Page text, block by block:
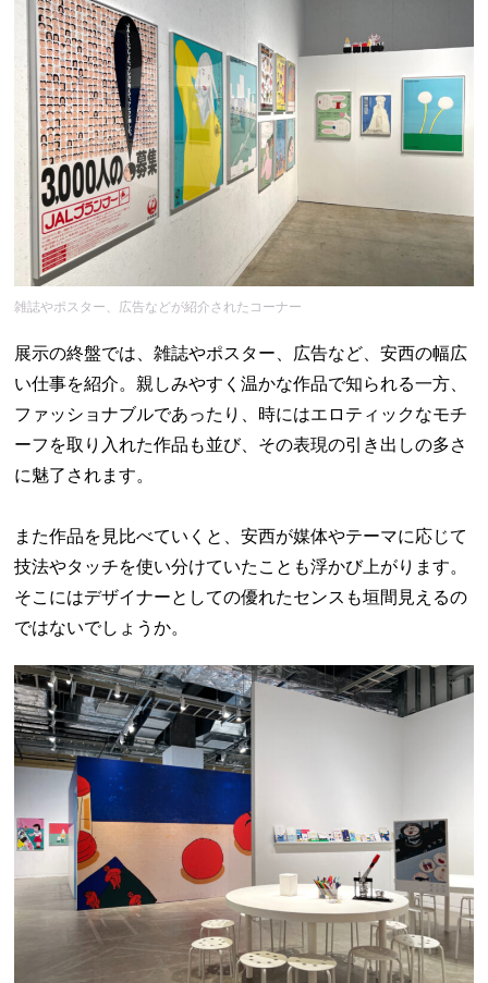
雑誌やポスター、広告などが紹介されたコーナー
展示の終盤では、雑誌やポスター、広告など、安西の幅広
い仕事を紹介。親しみやすく温かな作品で知られる一方、
ファッショナブルであったり、時にはエロティックなモチ
ーフを取り入れた作品も並び、その表現の引き出しの多さ
に魅了されます。
また作品を見比べていくと、安西が媒体やテーマに応じて
技法やタッチを使い分けていたことも浮かび上がります。
そこにはデザイナーとしての優れたセンスも垣間見えるの
ではないでしょうか。